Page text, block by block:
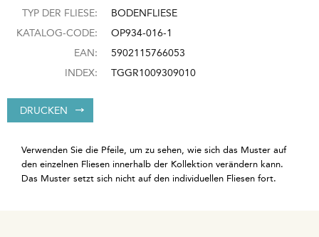
TYP DER FLIESE:
BODENFLIESE
KATALOG-CODE:
OP934-016-1
EAN:
5902115766053
INDEX:
TGGR1009309010
DRUCKEN
Verwenden Sie die Pfeile, um zu sehen, wie sich das Muster auf
den einzelnen Fliesen innerhalb der Kollektion verändern kann.
Das Muster setzt sich nicht auf den individuellen Fliesen fort.